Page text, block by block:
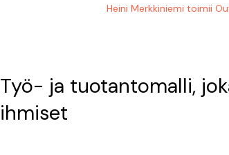
Heini Merkkiniemi toimii
Työ- ja tuotantomalli,
ihmiset